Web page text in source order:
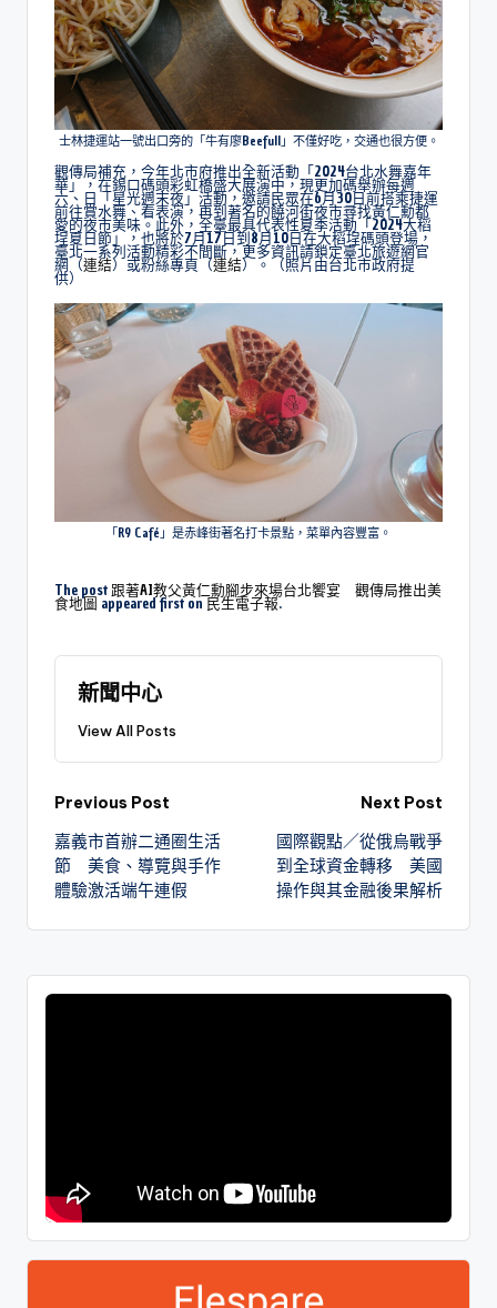
士林捷運站一號出口旁的「牛有廖Beefull」不僅好吃，交通也很方便。
觀傳局補充，今年北市府推出全新活動「2024台北水舞嘉年
華」，在錫口碼頭彩虹橋盛大展演中，現更加碼舉辦每週
六、日「星光週末夜」活動，邀請民眾在6月30日前搭乘捷運
前往賞水舞、看表演，再到著名的饒河街夜市尋找黃仁勳都
愛的夜市美味。此外，全臺最具代表性夏季活動「2024大稻
埕夏日節」，也將於7月17日到8月10日在大稻埕碼頭登場，
臺北一系列活動精彩不間斷，更多資訊請鎖定臺北旅遊網官
網（連結）或粉絲專頁（連結）。（照片由台北市政府提
供）
「R9 Café」是赤峰街著名打卡景點，菜單內容豐富。
The post 跟著AI教父黃仁勳腳步來場台北饗宴 觀傳局推出美
食地圖 appeared first on 民生電子報.
新聞中心
View All Posts
Previous Post
嘉義市首辦二通圈生活
節 美食、導覽與手作
體驗激活端午連假
Next Post
國際觀點／從俄烏戰爭
到全球資金轉移 美國
操作與其金融後果解析